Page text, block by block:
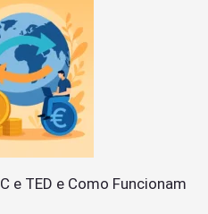
e TED e Como Funcionam